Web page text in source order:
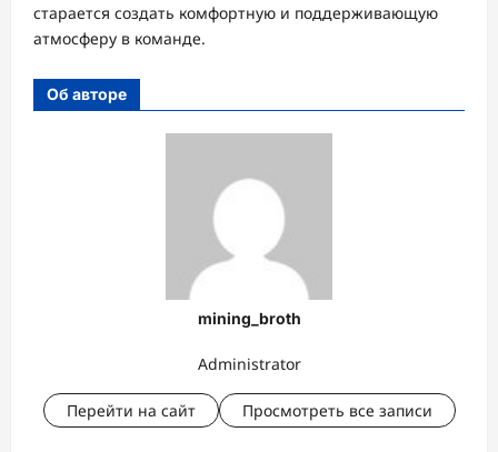
старается создать комфортную и поддерживающую
атмосферу в команде.
Об авторе
mining_broth
Administrator
Перейти на сайт Просмотреть все записи